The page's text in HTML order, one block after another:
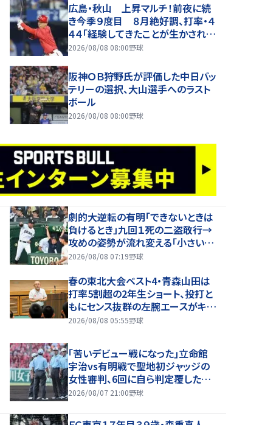
広島・秋山 上昇マルチ！前夜に続
き今季９度目 ８月絶好調、打率・４
４４「経験してきたことが生かされて
いるのかなと」
2026/08/08 08:00野球
阪神ＯＢ狩野氏が評価した中日バッ
テリーの選択、大山選手へのラスト
ボール
2026/08/08 08:00野球
劇的大逆転の有明「できないときは
負けるとき」九回１死の二盗敢行→
攻めの姿勢が流れ変える「小さい力
でも一生懸命やることが」の高見監
2026/08/08 07:19野球
春の東北大会ベスト4・青森山田は
打率5割超の2年生ショート、投打と
もにセンス抜群の左腕エースがキー
マン【26年夏甲子園・ベンチ入り選
2026/08/08 05:55野球
｢苦いデビュー戦になった｣立命館
宇治vs有明戦で聖地初ジャッジの
女性審判、6回に自ら判定覆したプ
レーを謝罪【26年夏甲子園】
2026/08/07 21:00野球